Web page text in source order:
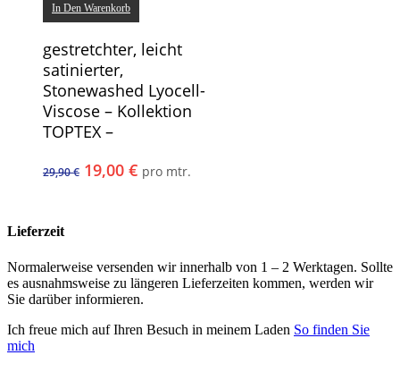
In Den Warenkorb
gestretchter, leicht
satinierter,
Stonewashed Lyocell-
Viscose – Kollektion
TOPTEX –
29,90€ Ursprünglicher
19,00 €Aktueller
pro mtr.
Lieferzeit
Normalerweise versenden wir innerhalb von 1 – 2 Werktagen. Sollte
es ausnahmsweise zu längeren Lieferzeiten kommen, werden wir
Sie darüber informieren.
Ich freue mich auf Ihren Besuch in meinem Laden So finden Sie
mich